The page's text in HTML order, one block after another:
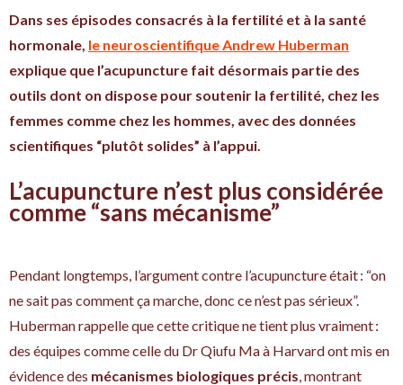
Dans ses épisodes consacrés à la fertilité et à la santé
hormonale, le neuroscientifique Andrew Huberman
explique que l’acupuncture fait désormais partie des
outils dont on dispose pour soutenir la fertilité, chez les
femmes comme chez les hommes, avec des données
scientifiques “plutôt solides” à l’appui.​
L’acupuncture n’est plus considérée
comme “sans mécanisme”
Pendant longtemps, l’argument contre l’acupuncture était : “on
ne sait pas comment ça marche, donc ce n’est pas sérieux”.
Huberman rappelle que cette critique ne tient plus vraiment :
des équipes comme celle du Dr Qiufu Ma à Harvard ont mis en
évidence des mécanismes biologiques précis , montrant